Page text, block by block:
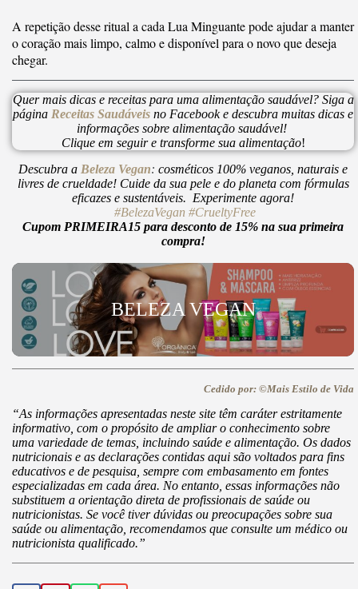
A repetição desse ritual a cada Lua Minguante pode ajudar a manter
o coração mais limpo, calmo e disponível para o novo que deseja
chegar.
Quer mais dicas e receitas para uma alimentação saudável? Siga a
página Receitas Saudáveis no Facebook e descubra muitas dicas e
informações sobre alimentação saudável!
Clique em seguir e transforme sua alimentação!
Descubra a Beleza Vegan: cosméticos 100% veganos, naturais e
livres de crueldade! Cuide da sua pele e do planeta com fórmulas
eficazes e sustentáveis. Experimente agora!
#BelezaVegan #CrueltyFree
Cupom PRIMEIRA15 para desconto de 15% na sua primeira
compra!
BELEZA VEGAN
Cedido por: ©Mais Estilo de Vida
“As informações apresentadas neste site têm caráter estritamente
informativo, com o propósito de ampliar o conhecimento sobre
uma variedade de temas, incluindo saúde e alimentação. Os dados
nutricionais e as declarações contidas aqui são voltados para fins
educativos e de pesquisa, sempre com embasamento em fontes
especializadas em cada área. No entanto, essas informações não
substituem a orientação direta de profissionais de saúde ou
nutricionistas. Se você tiver dúvidas ou preocupações sobre sua
saúde ou alimentação, recomendamos que consulte um médico ou
nutricionista qualificado.”